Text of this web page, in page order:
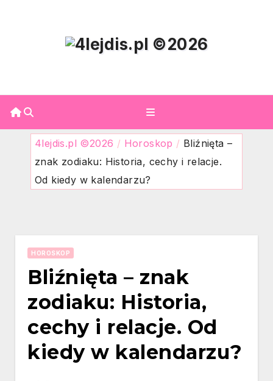
4lejdis.pl ©2026 / Horoskop / Bliźnięta –
znak zodiaku: Historia, cechy i relacje.
Od kiedy w kalendarzu?
HOROSKOP
Bliźnięta – znak
zodiaku: Historia,
cechy i relacje. Od
kiedy w kalendarzu?